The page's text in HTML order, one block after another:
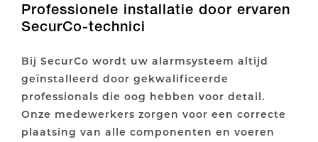
Professionele installatie door ervaren
SecurCo-technici
Bij SecurCo wordt uw alarmsysteem altijd
geïnstalleerd door gekwalificeerde
professionals die oog hebben voor detail.
Onze medewerkers zorgen voor een correcte
plaatsing van alle componenten en voeren